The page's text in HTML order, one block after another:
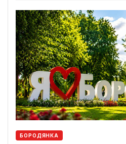
БОРОДЯНКА